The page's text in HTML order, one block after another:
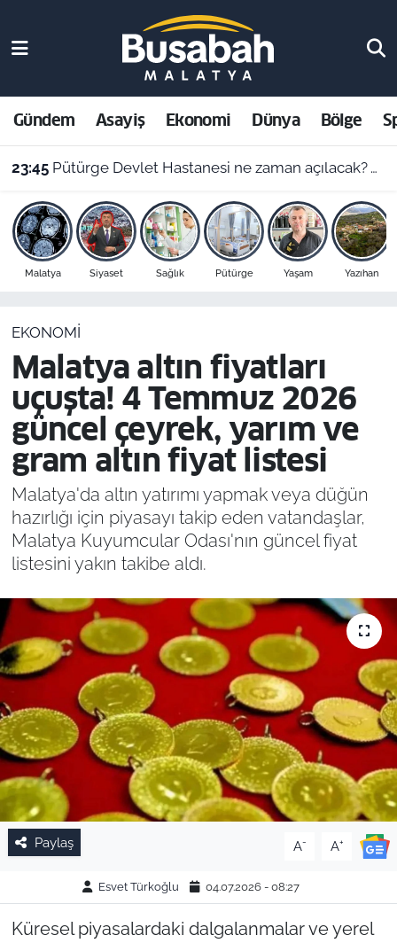
Gündem Asayiş Ekonomi Dünya Bölge
23:45 Pütürge Devlet Hastanesi ne zaman açılacak? Vali Yavuz açıkladı
Malatya Siyaset Sağlık Pütürge Yaşam Yazıhan
EKONOMI
Malatya altın fiyatları
uçuşta! 4 Temmuz 2026
güncel çeyrek, yarım ve
gram altın fiyat listesi
Malatya'da altın yatırımı yapmak veya düğün
hazırlığı için piyasayı takip eden vatandaşlar,
Malatya Kuyumcular Odası'nın güncel fiyat
listesini yakın takibe aldı.
Paylaş A- A+
Esvet Türkoğlu 04.07.2026 - 08:27
Küresel piyasalardaki dalgalanmalar ve yerel
Asayiş
Ekonomi
Dünya
Bölge
Resmi İlanlar
Malatya Nöbetçi Eczaneler
Malatya Hava Durumu
Malatya Namaz Vakitleri
Malatya Trafik Yoğunluk Haritası
Süper Lig Puan Durumu ve Fikstür
Son Dakika Haberleri
Haber Arşivi